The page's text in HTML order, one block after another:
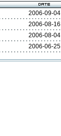
2006-09-04
2006-08-16
2006-08-04
2006-06-25